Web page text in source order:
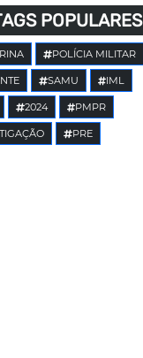
POPULARES
POLÍCIA MILITAR
SAMU IML
2024 PMPR
PRE